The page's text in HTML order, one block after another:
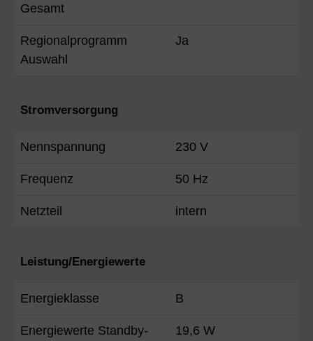
Gesamt
Regionalprogramm
Auswahl
Ja
Stromversorgung
Nennspannung 230 V
Frequenz 50 Hz
Netzteil intern
Leistung/Energiewerte
Energieklasse B
Energiewerte Standby-
19,6 W